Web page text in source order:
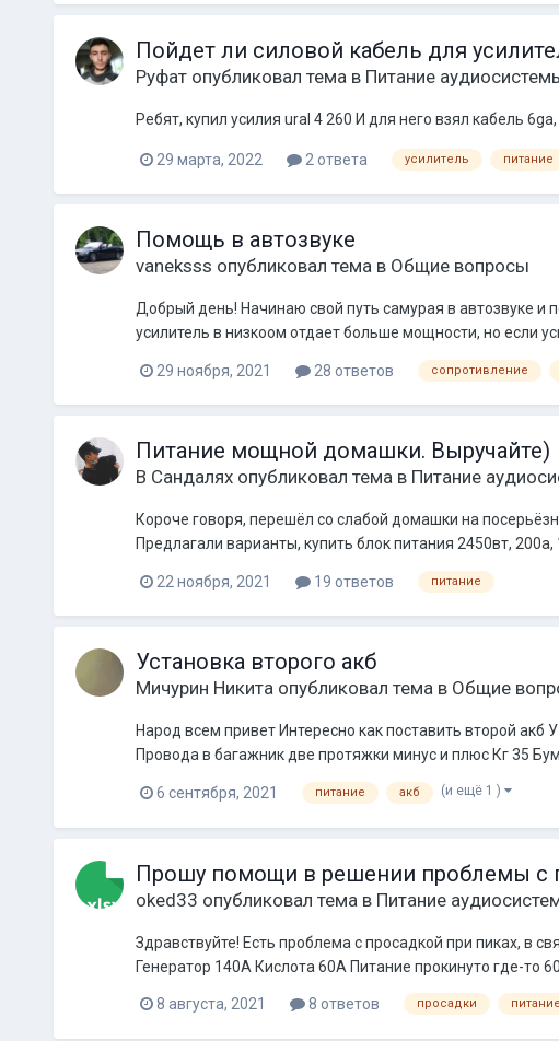
Пойдет ли силовой кабель для
Руфатопубликовал тема в Питание
Ребят, купил усилия ural 4 260 И для него взял кабель
29 марта, 2022 2 ответа усилитель питание
Помощь в автозвуке
vaneksss опубликовал тема в Общие вопросы
Добрый день! Начинаю свой путь самурая в автозвуке и
усилитель в низкоом отдает больше мощности, но если
29 ноября, 2021 28 ответов сопротивление
Питание мощной домашки. Выручайте)
В Сандаляхопубликовал тема в Питание
Короче говоря, перешёл со слабой домашки на
Предлагали варианты, купить блок питания 2450вт,
22 ноября, 2021 19 ответов питание
Установка второго акб
Мичурин Никитаопубликовал тема в Общие
Народ всем привет Интересно как поставить второй
Провода в багажник две протяжки минус и плюс Кг 35
6 сентября, 2021 питание акб (и ещё 1 )
Прошу помощи в решении проблемы с
oked33 опубликовал тема в Питание
Здравствуйте! Есть проблема с просадкой при пиках, в
Генератор 140А Кислота 60А Питание прокинуто где-то
8 августа, 2021 8 ответов просадки питание